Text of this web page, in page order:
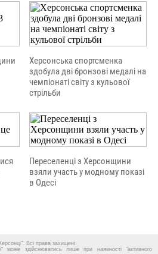
Херсонська спортсменка
здобула дві бронзові медалі на
чемпіонаті світу з кульової
стрільби
Переселенці з Херсонщини
взяли участь у модному показі
в Одесі
Всі права захищені.
може здійснюватись лише при наявності "активного